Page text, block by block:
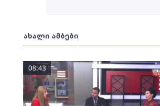
ახალი ამბები
08:43